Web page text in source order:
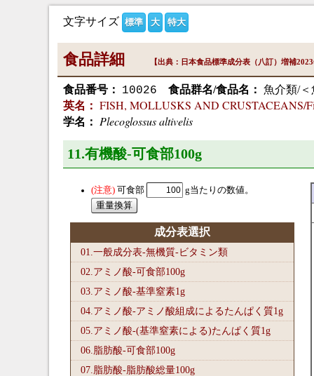
文字サイズ 標準 大 特大
食品詳細 【出典：日本食品標準成分表（八訂）増補
食品番号： 10026 食品群名/食品名： 魚介類/
英名： FISH, MOLLUSKS AND CRUSTACEANS/
学名： Plecoglossus altivelis
11.有機酸-可食部100g
可食部 g当たりの数値。
成分表選択
01.一般成分表-無機質-ビタミン類
02.アミノ酸-可食部100g
03.アミノ酸-基準窒素1g
04.アミノ酸-アミノ酸組成によるたんぱく質1g
05.アミノ酸-(基準窒素による)たんぱく質1g
06.脂肪酸-可食部100g
07.脂肪酸-脂肪酸総量100g